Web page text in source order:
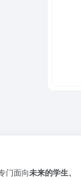
门面向未来的学生、